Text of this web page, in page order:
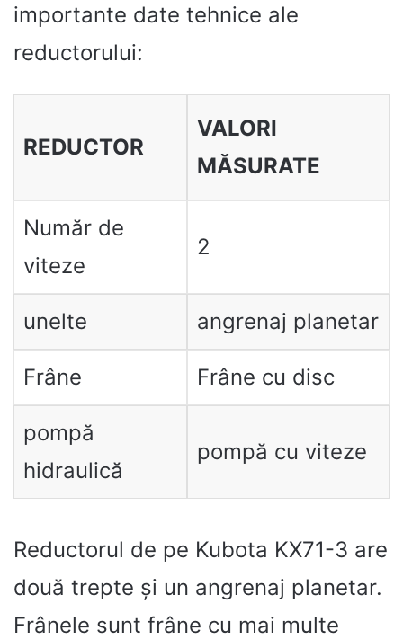
importante date tehnice ale
reductorului:
REDUCTOR
VALORI
MĂSURATE
Număr de
viteze
2
unelte angrenaj planetar
Frâne Frâne cu disc
pompă
hidraulică
pompă cu viteze
Reductorul de pe Kubota KX71-3 are
două trepte și un angrenaj planetar.
Frânele sunt frâne cu mai multe